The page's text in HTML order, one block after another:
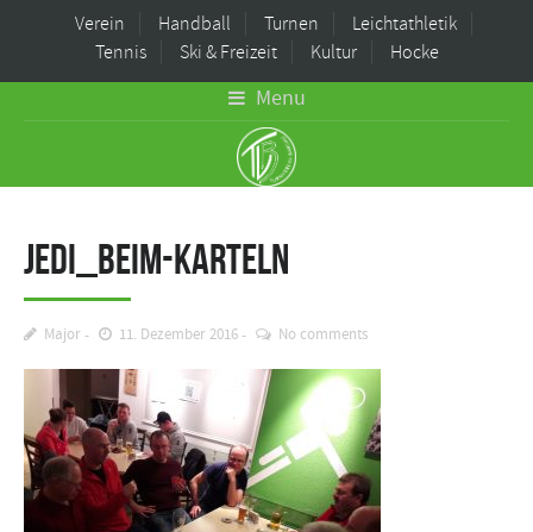
Verein Handball Turnen
Leichtathletik
Tennis
Ski & Freizeit Kultur Hocke
Menu
jedi_beim-karteln
Major 11. Dezember 2016 No comments